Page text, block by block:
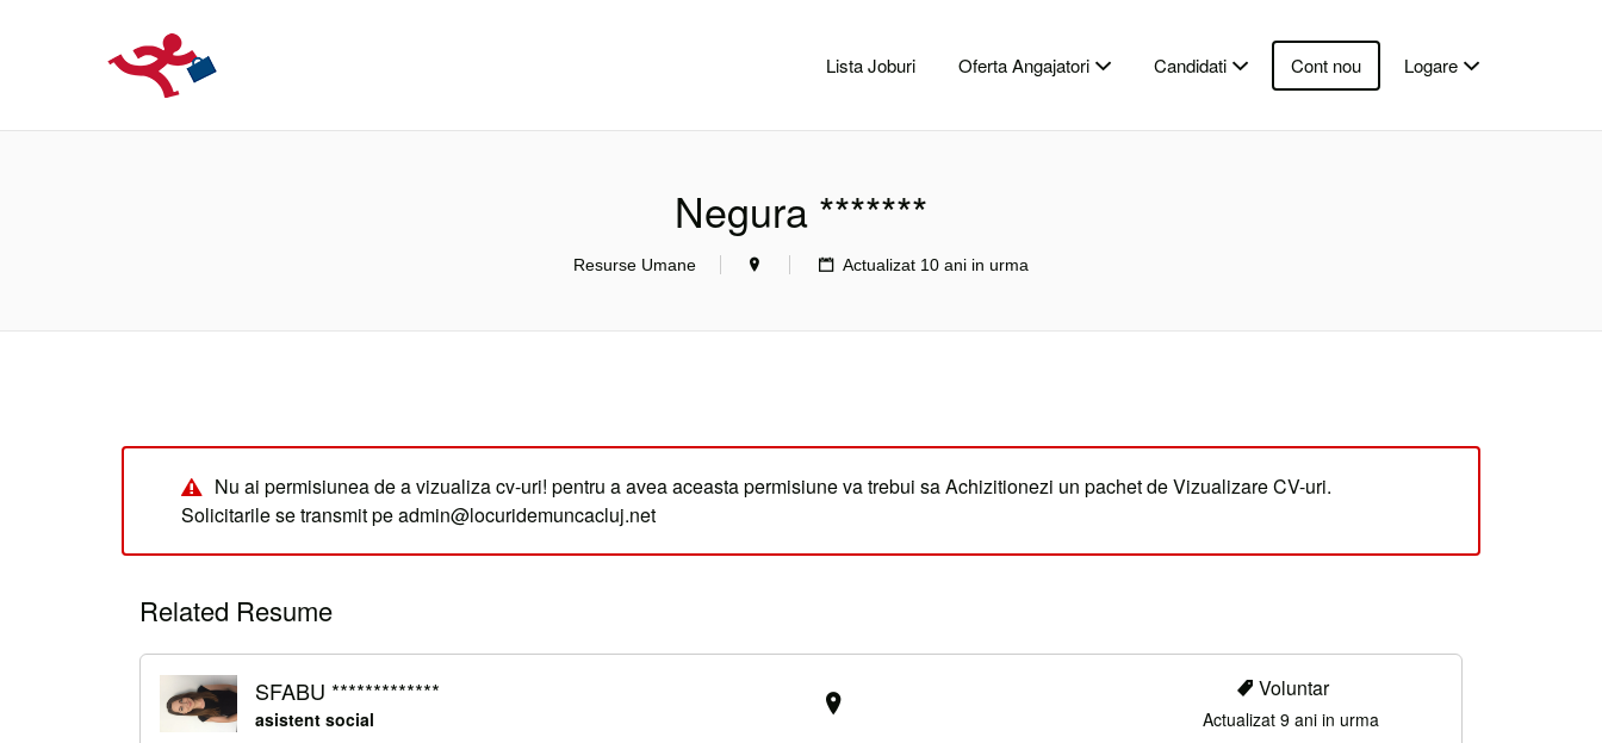
Lista Joburi Oferta Angajatori Candidati Cont nou Logare
Negura *******
Resurse Umane Actualizat 10 ani in urma
Nu ai permisiunea de a vizualiza cv-uri! pentru a avea aceasta permisiune va trebui sa Achizitionezi un pachet de Vizualizare CV-uri.
Solicitarile se transmit pe admin@locuridemuncacluj.net
Related Resume
SFABU *************
asistent social
Voluntar
Actualizat 9 ani in urma